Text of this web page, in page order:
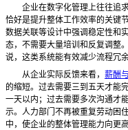
企业在数字化管理上往往追
恰好是提升整体工作效率的关键
数据关联等设计中强调稳定性和
态，不需要大量培训和反复调整
说，这类系统能有效减少流程冗
从企业实际反馈来看， 薪酬
的缩短。过去需要三到五天才能
一天以内；过去需要多次沟通才
示。人力部门不再被重复劳动困
中，使企业的整体管理能力向更